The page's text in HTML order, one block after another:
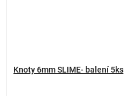
Knoty 6mm SLIME- balení 5ks